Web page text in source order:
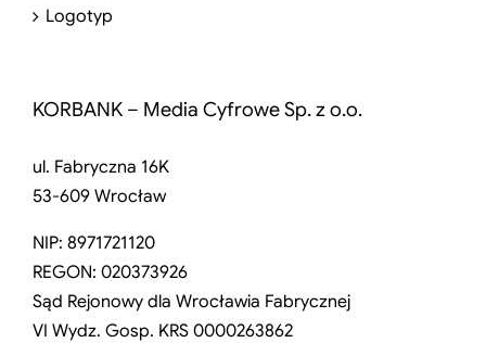
Logotyp
KORBANK – Media Cyfrowe Sp. z o.o.
ul. Fabryczna 16K
53-609 Wrocław
NIP: 8971721120
REGON: 020373926
Sąd Rejonowy dla Wrocławia Fabrycznej
VI Wydz. Gosp. KRS 0000263862